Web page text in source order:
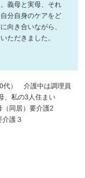
義母と実母、それ
分自身のケアをど
向き合いながら、
ただきました。
代） 介護中は調理員
、私の3人住まい
同居）要介護2
護３